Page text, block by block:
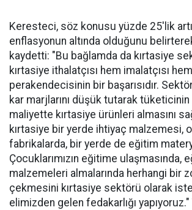
Keresteci, söz konusu yüzde 25'lik
enflasyonun altında olduğunu
kaydetti: "Bu bağlamda da kırtasiye
kırtasiye ithalatçısı hem imalatçısı
perakendecisinin bir başarısıdır.
kar marjlarını düşük tutarak
maliyette kırtasiye ürünleri almasını
kırtasiye bir yerde ihtiyaç malzemesi,
fabrikalarda, bir yerde de eğitim
Çocuklarımızın eğitime ulaşmasında,
malzemeleri almalarında herhangi bir
çekmesini kırtasiye sektörü olarak
elimizden gelen fedakarlığı